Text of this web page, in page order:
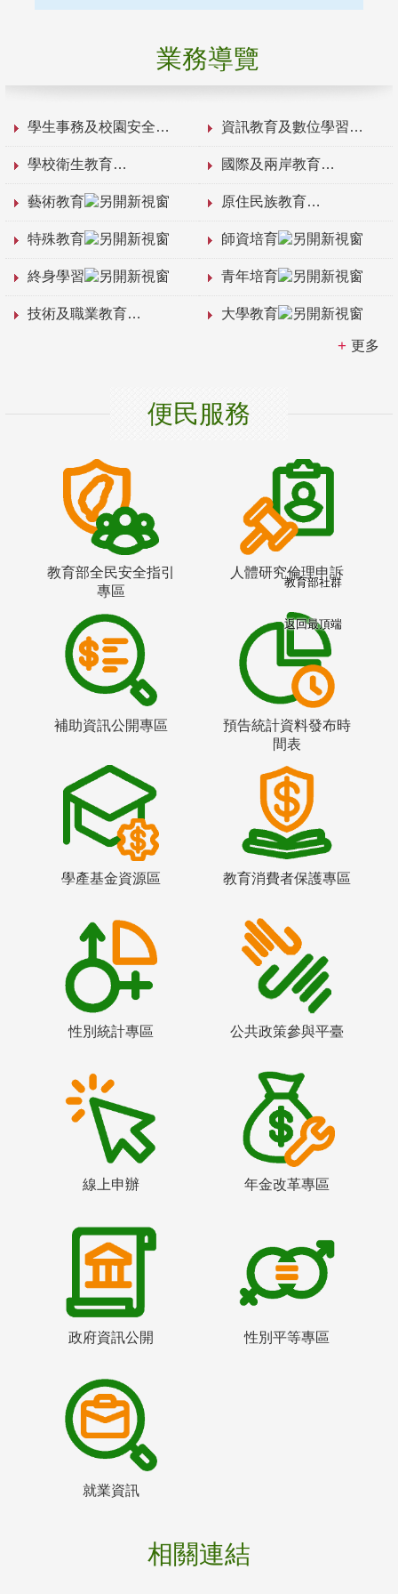
業務導覽
學生事務及校園安全 資訊教育及數位學習
學校衛生教育 國際及兩岸教育
藝術教育 原住民族教育
特殊教育 師資培育
終身學習 青年培育
技術及職業教育 大學教育
更多
便民服務
教育部全民安全指引
專區
人體研究倫理申訴
補助資訊公開專區
預告統計資料發布時
間表
學產基金資源區 教育消費者保護專區
性別統計專區 公共政策參與平臺
線上申辦 年金改革專區
政府資訊公開 性別平等專區
就業資訊
相關連結
教育部社群
返回最頂端